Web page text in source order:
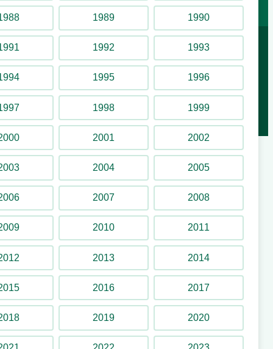
1989 1990
1992 1993
1995 1996
1998 1999
2001 2002
2004 2005
2007 2008
2010 2011
2013 2014
2016 2017
2019 2020